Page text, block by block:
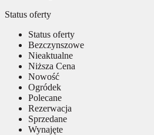
Status oferty
Status oferty
Bezczynszowe
Nieaktualne
Niższa Cena
Nowość
Ogródek
Polecane
Rezerwacja
Sprzedane
Wynajęte